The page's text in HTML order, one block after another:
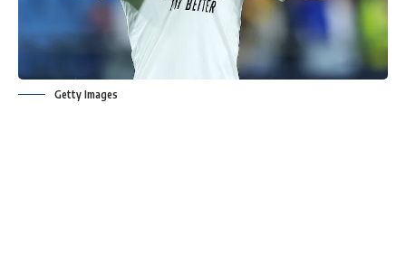
Getty Images